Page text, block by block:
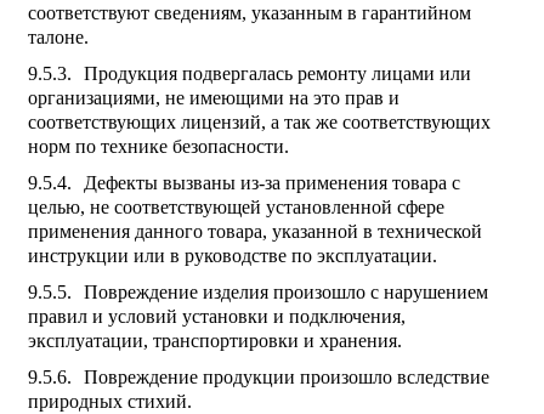
соответствуют сведениям, указанным в гарантийном
талоне.
Продукция подвергалась ремонту лицами или
организациями, не имеющими на это прав и
соответствующих лицензий, а так же соответствующих
норм по технике безопасности.
Дефекты вызваны из-за применения товара с
целью, не соответствующей установленной сфере
применения данного товара, указанной в технической
инструкции или в руководстве по эксплуатации.
Повреждение изделия произошло с нарушением
правил и условий установки и подключения,
эксплуатации, транспортировки и хранения.
Повреждение продукции произошло вследствие
природных стихий.